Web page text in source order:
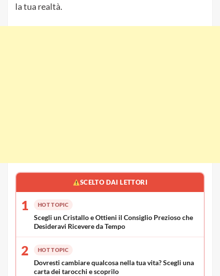
la tua realtà.
SCELTO DAI LETTORI
1 HOT TOPIC
Scegli un Cristallo e Ottieni il Consiglio Prezioso che
Desideravi Ricevere da Tempo
2 HOT TOPIC
Dovresti cambiare qualcosa nella tua vita? Scegli una
carta dei tarocchi e scoprilo